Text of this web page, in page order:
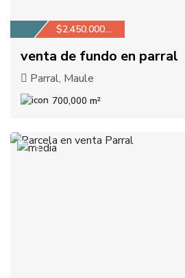
$2.450.000.000
venta de fundo en parral
Parral, Maule
700,000 m²
3